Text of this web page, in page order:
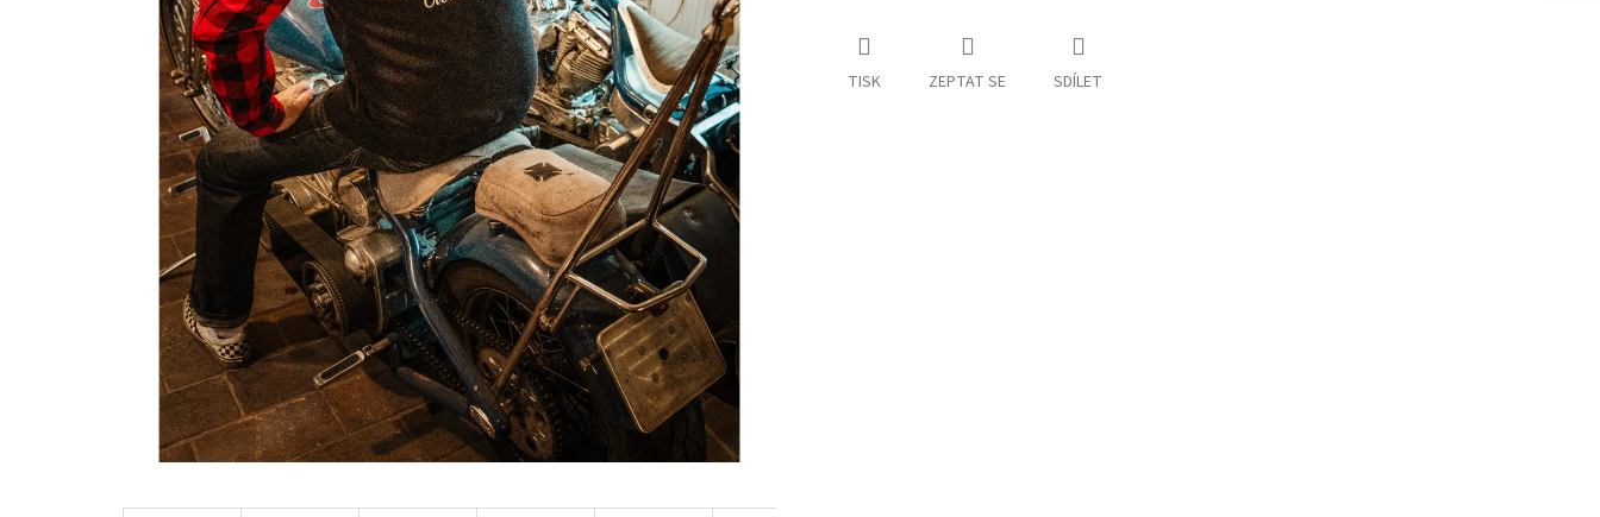
TISK ZEPTAT SE SDÍLET